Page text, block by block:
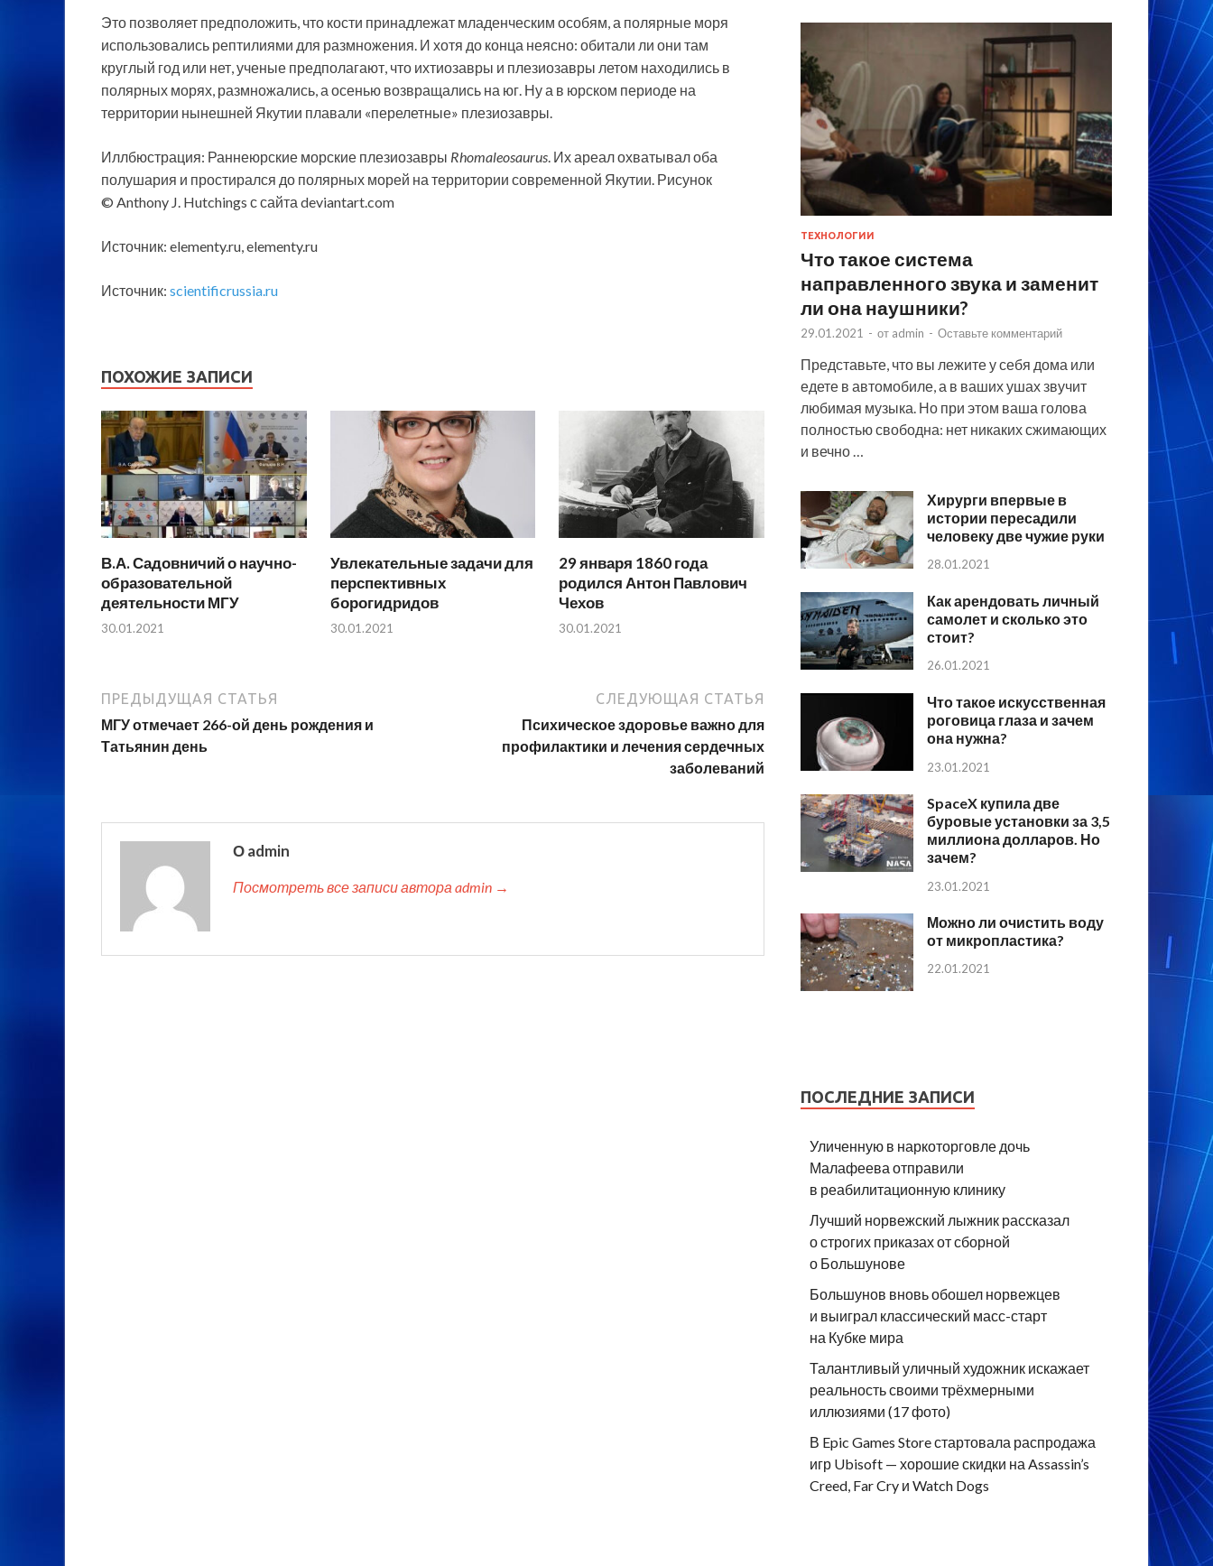
Это позволяет предположить, что кости принадлежат младенческим особям, а полярные моря
использовались рептилиями для размножения. И хотя до конца неясно: обитали ли они там
круглый год или нет, ученые предполагают, что ихтиозавры и плезиозавры летом находились в
полярных морях, размножались, а осенью возвращались на юг. Ну а в юрском периоде на
территории нынешней Якутии плавали «перелетные» плезиозавры.
Иллбюстрация: Раннеюрские морские плезиозавры Rhomaleosaurus. Их ареал охватывал оба
полушария и простирался до полярных морей на территории современной Якутии. Рисунок
© Anthony J. Hutchings с сайта deviantart.com
Источник: elementy.ru, elementy.ru
Источник: scientificrussia.ru
ПОХОЖИЕ ЗАПИСИ
В.А. Садовничий о научно-
образовательной
деятельности МГУ
30.01.2021
Увлекательные задачи для
перспективных
борогидридов
30.01.2021
29 января 1860 года
родился Антон Павлович
Чехов
30.01.2021
ПРЕДЫДУЩАЯ СТАТЬЯ
МГУ отмечает 266-ой день рождения и
Татьянин день
СЛЕДУЮЩАЯ СТАТЬЯ
Психическое здоровье важно для
профилактики и лечения сердечных
заболеваний
О admin
Посмотреть все записи автора admin →
ТЕХНОЛОГИИ
Что такое система
направленного звука и заменит
ли она наушники?
29.01.2021 - от admin - Оставьте комментарий
Представьте, что вы лежите у себя дома или
едете в автомобиле, а в ваших ушах звучит
любимая музыка. Но при этом ваша голова
полностью свободна: нет никаких сжимающих
и вечно …
Хирурги впервые в
истории пересадили
человеку две чужие руки
28.01.2021
Как арендовать личный
самолет и сколько это
стоит?
26.01.2021
Что такое искусственная
роговица глаза и зачем
она нужна?
23.01.2021
SpaceX купила две
буровые установки за 3,5
миллиона долларов. Но
зачем?
23.01.2021
Можно ли очистить воду
от микропластика?
22.01.2021
ПОСЛЕДНИЕ ЗАПИСИ
Уличенную в наркоторговле дочь
Малафеева отправили
в реабилитационную клинику
Лучший норвежский лыжник рассказал
о строгих приказах от сборной
о Большунове
Большунов вновь обошел норвежцев
и выиграл классический масс-старт
на Кубке мира
Талантливый уличный художник искажает
реальность своими трёхмерными
иллюзиями (17 фото)
В Epic Games Store стартовала распродажа
игр Ubisoft — хорошие скидки на Assassin’s
Creed, Far Cry и Watch Dogs